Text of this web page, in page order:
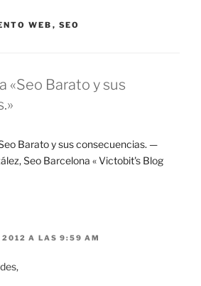
WEB , SEO
«Seo Barato y sus
Barato y sus consecuencias. —
Seo Barcelona « Victobit's Blog
2012 A LAS 9:59 AM